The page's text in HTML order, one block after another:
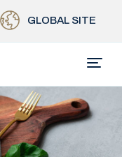
GLOBAL SITE